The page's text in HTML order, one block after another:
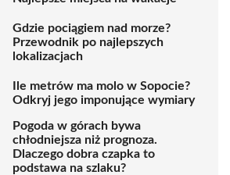
Gdzie pociągiem nad morze?
Przewodnik po najlepszych
lokalizacjach
Ile metrów ma molo w Sopocie?
Odkryj jego imponujące wymiary
Pogoda w górach bywa
chłodniejsza niż prognoza.
Dlaczego dobra czapka to
podstawa na szlaku?